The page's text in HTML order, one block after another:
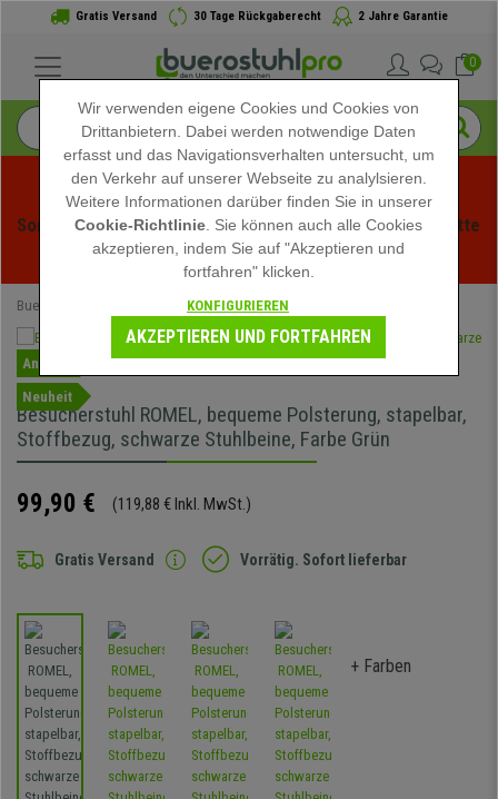
Gratis Versand 30 Tage Rückgaberecht 2 Jahre Garantie
0
Sommerschlussverauf bei buerstuhlpro! Exklusive Rabatte
für kurze Zeit - Aktion ansehen -
Buerostuhlpro Konferenzstühle
Angebot
Neuheit
Besucherstuhl ROMEL, bequeme Polsterung, stapelbar,
Stoffbezug, schwarze Stuhlbeine, Farbe Grün
99,90 € (119,88 € Inkl. MwSt.)
Gratis Versand Vorrätig. Sofort lieferbar
+ Farben
Wir verwenden eigene Cookies und Cookies von
Drittanbietern. Dabei werden notwendige Daten
erfasst und das Navigationsverhalten untersucht, um
den Verkehr auf unserer Webseite zu analylsieren.
Weitere Informationen darüber finden Sie in unserer
Cookie-Richtlinie . Sie können auch alle Cookies
akzeptieren, indem Sie auf "Akzeptieren und
fortfahren" klicken.
KONFIGURIEREN
AKZEPTIEREN UND FORTFAHREN